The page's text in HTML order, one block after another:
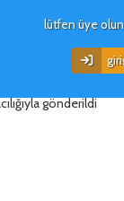
lütfen üye
şişliğinde uygun mu
gönderildi